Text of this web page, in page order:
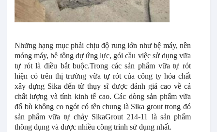
Những hạng mục phải chịu độ rung lớn như bệ máy, nền
móng máy, bê tông dự ứng lực, gói cầu việc sử dụng vữa
tự rót là điều bắt buộc.Trong các sản phẩm vữa tự rót
hiện có trên thị trường vữa tự rót của công ty hóa chất
xây dựng Sika đến từ thụy sĩ được đánh giá cao về cả
chất lượng và tính kinh tế cao. Các dòng sản phẩm vữa
đổ bù không co ngót có tên chung là Sika grout trong đó
sản phẩm vữa tự chảy SikaGrout 214-11 là sản phẩm
thông dụng và được nhiều công trình sử dụng nhất.